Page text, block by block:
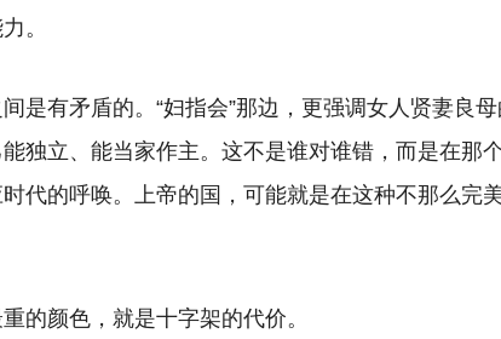
。
是有矛盾的。“妇指会”那边，更强调女人贤妻良母
独立、能当家作主。这不是谁对谁错，而是在那
代的呼唤。上帝的国，可能就是在这种不那么完
的颜色，就是十字架的代价。